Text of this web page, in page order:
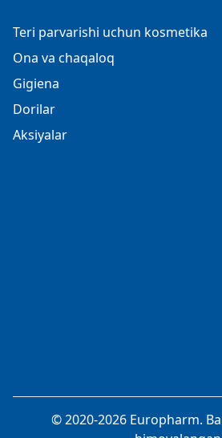
Teri parvarishi uchun kosmetika
Ona va chaqaloq
Gigiena
Dorilar
Aksiyalar
© 2020-2026 Europharm.